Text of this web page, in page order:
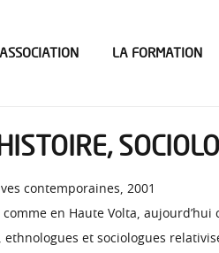
LA FORMATION
contemporaines, 2001
en Haute Volta,
et sociologues